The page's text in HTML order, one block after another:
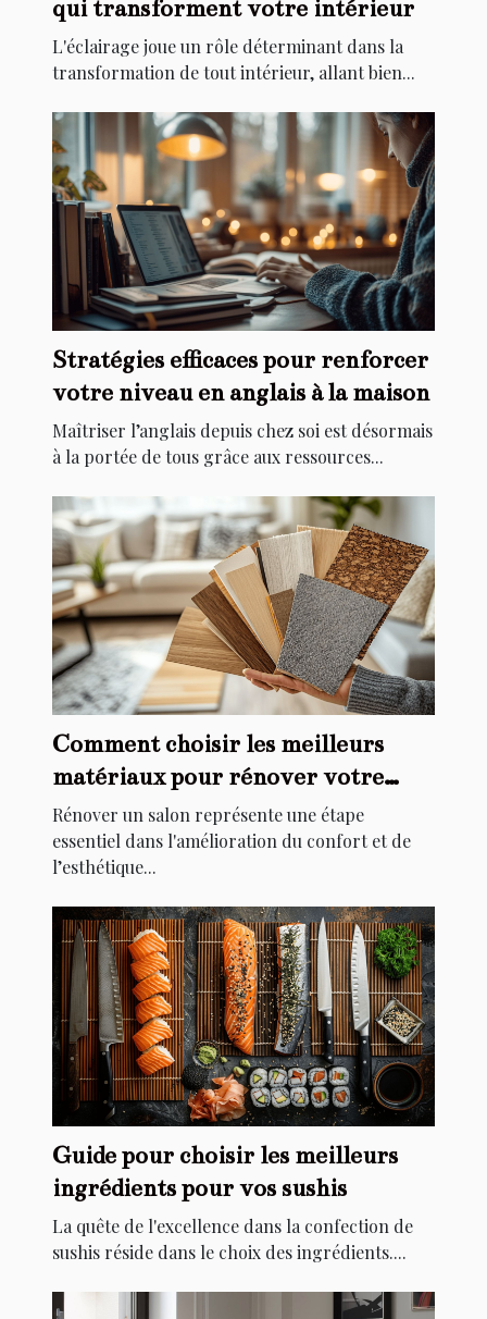
qui transforment votre intérieur
L'éclairage joue un rôle déterminant dans la
transformation de tout intérieur, allant bien...
Stratégies efficaces pour renforcer
votre niveau en anglais à la maison
Maîtriser l’anglais depuis chez soi est désormais
à la portée de tous grâce aux ressources...
Comment choisir les meilleurs
matériaux pour rénover votre
salon
Rénover un salon représente une étape
essentiel dans l'amélioration du confort et de
l’esthétique...
Guide pour choisir les meilleurs
ingrédients pour vos sushis
La quête de l'excellence dans la confection de
sushis réside dans le choix des ingrédients....